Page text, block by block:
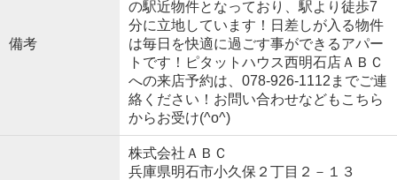
備考
の駅近物件となっており、駅より徒歩7
分に立地しています！日差しが入る物件
は毎日を快適に過ごす事ができるアパー
トです！ピタットハウス西明石店ＡＢＣ
への来店予約は、078-926-1112までご連
絡ください！お問い合わせなどもこちら
からお受け(^o^)
株式会社ＡＢＣ
兵庫県明石市小久保２丁目２－１３